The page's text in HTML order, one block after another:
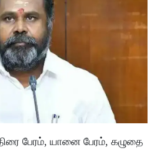
பேரம், யானை பேரம், கழுதை